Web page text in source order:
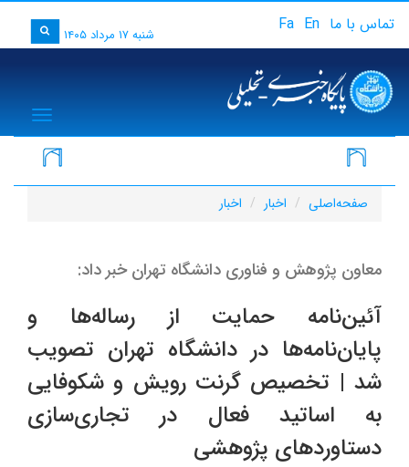
شنبه ۱۷ مرداد ۱۴۰۵ تماس با ما En
Fa
صفحه‌اصلی اخبار اخبار
معاون پژوهش و فناوری دانشگاه تهران خبر داد:
آئین‌نامه حمایت از رساله‌ها و
پایان‌نامه‌ها در دانشگاه تهران تصویب
شد | تخصیص گرنت رویش و شکوفایی
به اساتید فعال در تجاری‌سازی
دستاوردهای پژوهشی